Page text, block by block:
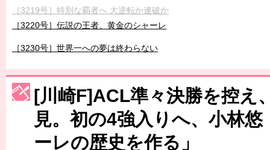
［3219号］特別な覇者へ 大逆転か連破か
［3220号］伝説の王者、黄金のシャーレ
［3230号］世界一への夢は終わらない
［3223号］一丸。日本出陣
［3222号］史上最大のW杯開幕 注目は「個」
長谷川 アーリアジャスールさんがシンポジウム「気候変動から命
[川崎F]ACL準々決勝を控え
見。初の4強入りへ、小林
ーレの歴史を作る」